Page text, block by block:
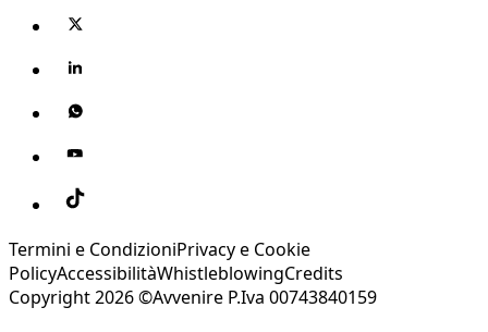
Termini e CondizioniPrivacy e Cookie
PolicyAccessibilitàWhistleblowingCredits
Copyright 2026 ©Avvenire P.Iva 00743840159